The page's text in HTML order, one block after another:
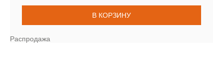
В КОРЗИНУ
Распродажа